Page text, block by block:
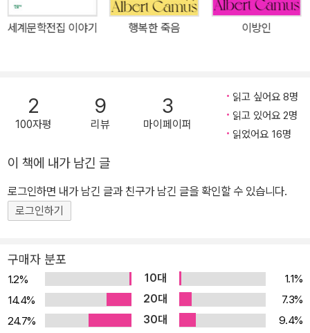
〈티파자로 돌아오다〉로 사실상 마무리되는 여정은 카뮈의 감각적인
문장과 특유의 삶에 대한 명철한 통찰로 가득 차 있다. 역자 김화영은
작품에는 알제리의 티파자와 오랑, 이탈리아, 브라질 등을 여행하며
휴식을 취하던 카뮈의 모습이 그려진다. 이 또한 카뮈의 작품세계를
관통하는 ‘부조리’와 무관하지 않다. 푸른 바다와 뜨거운 태양, 도시에
계를 여행하는 독자라면 카뮈의 ‘오감’여행에서 유려한 문장의 달콤
한 ‘부조리’의 쌉사름한 맛을 모두 느낄 수 있을 것이다. 정본, 완본,
근본! 카뮈의 모든 것을 담은 책세상 알베르 카뮈 전집 카뮈의 정수를
카뮈 전집은 국내 최고 카뮈 전문가 김화영 교수가 전권의 번역을 맡
고, 작품의 정본으로 인정받는 프랑스 갈리마르 출판사의 플레야드판
전집(Œuvres complètes)을 대본으로 삼아 카뮈의 작품 세계를 한
국 독자들에게 온전히 전달하는 데 주안점을 두었다. 전 세계 여러 언
세계문학전집 이야기 행복한 죽음 이방인
2
100자평
9
리뷰
3
마이페이퍼
읽고 싶어요 8명
읽고 있어요 2명
읽었어요 16명
이 책에 내가 남긴 글
로그인하면 내가 남긴 글과 친구가 남긴 글을 확인할 수 있습니다.
로그인하기
구매자 분포
1.2% 10대
1.1%
14.4%
20대
7.3%
24.7%
30대
9.4%